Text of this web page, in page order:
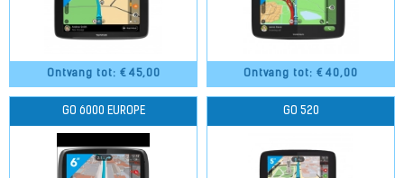
Ontvang tot: € 45,00 Ontvang tot: € 40,00
GO 6000 EUROPE GO 520